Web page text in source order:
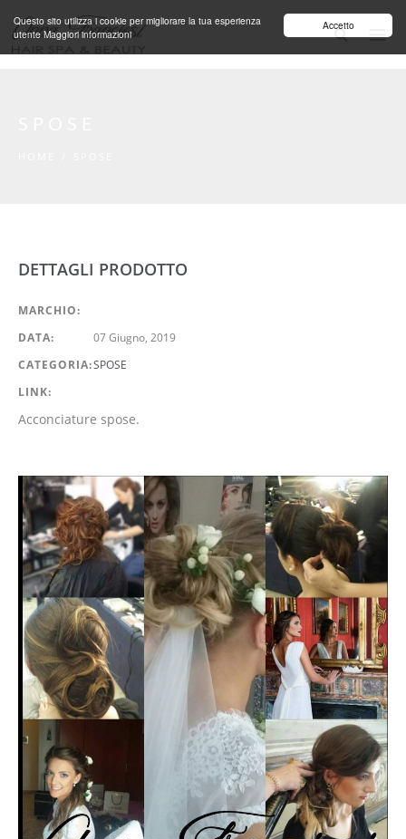
Accetto
Questo sito utilizza i cookie per migliorare la tua esperienza
utenteMaggiori informazioni
Salta al contenuto principale
DETTAGLI PRODOTTO
MARCHIO:
DATA:
07 Giugno, 2019
CATEGORIA:SPOSE
LINK:
Acconciature spose.